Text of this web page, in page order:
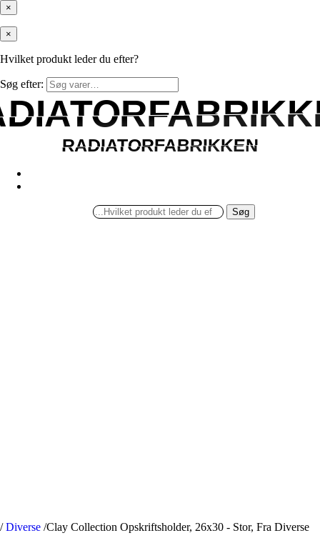
×
×
Hvilket produkt leder du efter?
Søg efter:
RADIATORFABRIKKEN
RADIATORFABRIKKEN
Søg
/ Diverse /Clay Collection Opskriftsholder, 26x30 - Stor, Fra Diverse